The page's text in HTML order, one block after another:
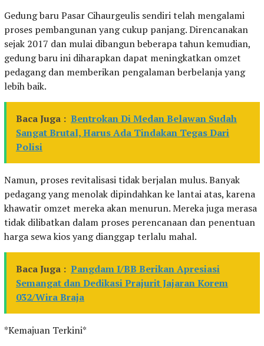
Gedung baru Pasar Cihaurgeulis sendiri telah mengalami
proses pembangunan yang cukup panjang. Direncanakan
sejak 2017 dan mulai dibangun beberapa tahun kemudian,
gedung baru ini diharapkan dapat meningkatkan omzet
pedagang dan memberikan pengalaman berbelanja yang
lebih baik.
Baca Juga : Bentrokan Di Medan Belawan Sudah
Sangat Brutal, Harus Ada Tindakan Tegas Dari
Polisi
Namun, proses revitalisasi tidak berjalan mulus. Banyak
pedagang yang menolak dipindahkan ke lantai atas, karena
khawatir omzet mereka akan menurun. Mereka juga merasa
tidak dilibatkan dalam proses perencanaan dan penentuan
harga sewa kios yang dianggap terlalu mahal.
Baca Juga : Pangdam I/BB Berikan Apresiasi
Semangat dan Dedikasi Prajurit Jajaran Korem
032/Wira Braja
*Kemajuan Terkini*